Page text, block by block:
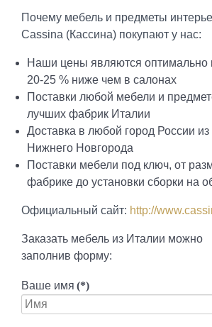
Почему мебель и предметы
Cassina (Кассина) покупают у нас:
Наши цены являются оптимально
20-25 % ниже чем в салонах
Поставки любой мебели и
лучших фабрик Италии
Доставка в любой город России
Нижнего Новгорода
Поставки мебели под ключ, от
фабрике до установки сборки на
Официальный сайт: http://
Заказать мебель из Италии можно
заполнив форму:
Ваше имя (*)